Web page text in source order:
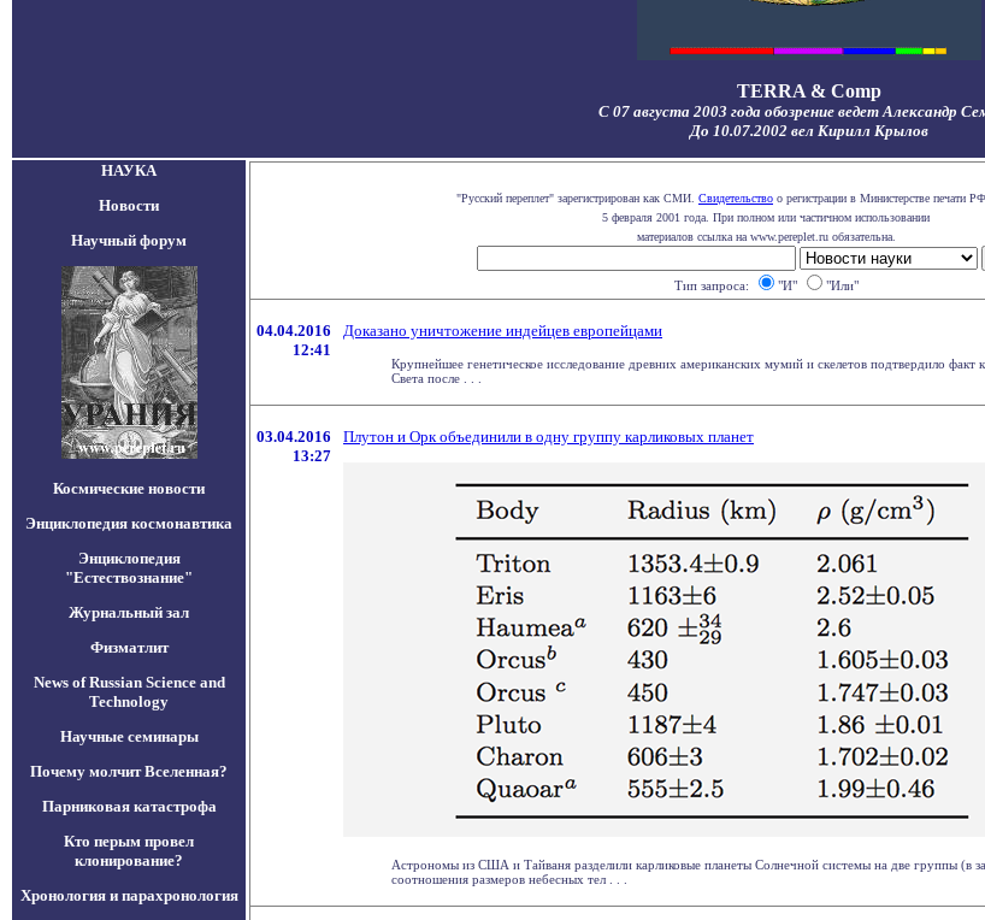
TERRA & Comp
С 07 августа 2003 года обозрение ведет Александр
До 10.07.2002 вел Кирилл Крылов
НАУКА
Новости
Научный форум
Космические новости
Энциклопедия космонавтика
Энциклопедия
"Естествознание"
Журнальный зал
Физматлит
News of Russian Science and
Technology
Научные семинары
Почему молчит Вселенная?
Парниковая катастрофа
Кто перым провел
клонирование?
Хронология и парахронология
"Русский переплет" зарегистрирован как СМИ. Свидетельство о регистрации в Министерстве печати
5 февраля 2001 года. При полном или частичном использовании
материалов ссылка на www.pereplet.ru обязательна.
Тип запроса: "И" "Или"
04.04.2016
12:41
Доказано уничтожение индейцев европейцами
Крупнейшее генетическое исследование древних американских мумий и скелетов подтвердило
Света после . . .
03.04.2016
13:27
Плутон и Орк объединили в одну группу карликовых планет
Астрономы из США и Тайваня разделили карликовые планеты Солнечной системы на две группы (в
соотношения размеров небесных тел . . .